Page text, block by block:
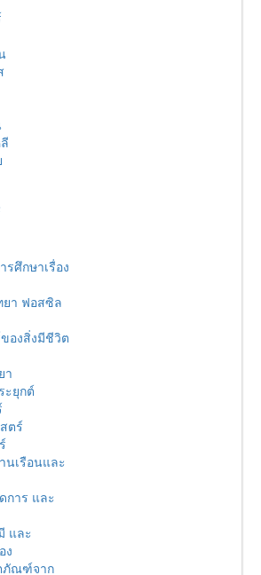
รศึกษาเรื่อง
า ฟอสซิล
องสิ่งมีชีวิต
า
ะยุกต์
ตร์
นเรือนและ
การ และ
และ
ง
ภัณฑ์จาก